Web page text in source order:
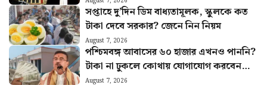
সপ্তাহে দু’দিন ডিম বাধ্যতামূলক, স্কুলকে কত
টাকা দেবে সরকার? জেনে নিন নিয়ম
August 7, 2026
পশ্চিমবঙ্গ আবাসের ৬০ হাজার এখনও পাননি?
টাকা না ঢুকলে কোথায় যোগাযোগ করবেন
জানুন
August 7, 2026